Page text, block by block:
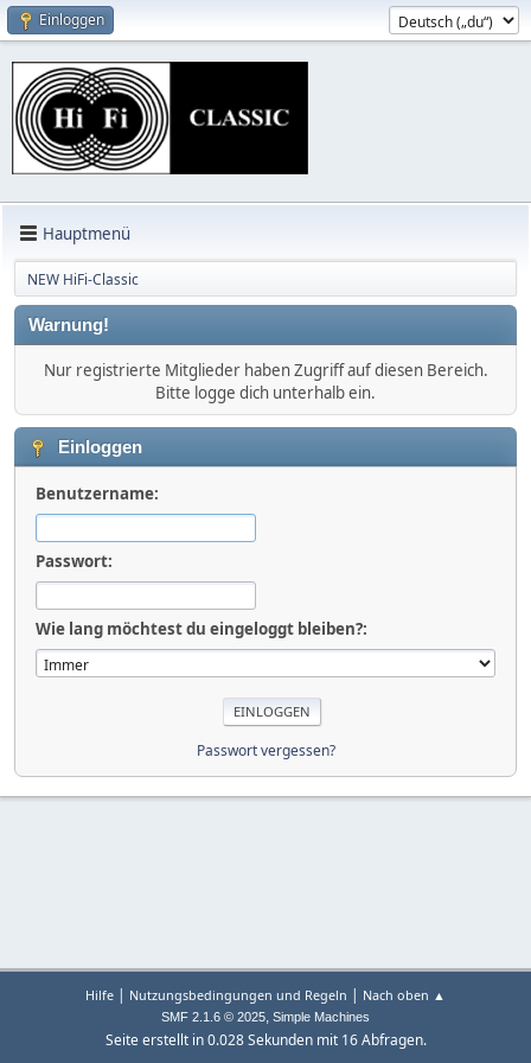
Einloggen
Hauptmenü
NEW HiFi-Classic
Warnung!
Nur registrierte Mitglieder haben Zugriff auf diesen Bereich.
Bitte logge dich unterhalb ein.
Einloggen
Benutzername:
Passwort:
Wie lang möchtest du eingeloggt bleiben?:
Passwort vergessen?
Hilfe | Nutzungsbedingungen und Regeln | Nach oben ▲
SMF 2.1.6 © 2025, Simple Machines
Seite erstellt in 0.028 Sekunden mit 16 Abfragen.